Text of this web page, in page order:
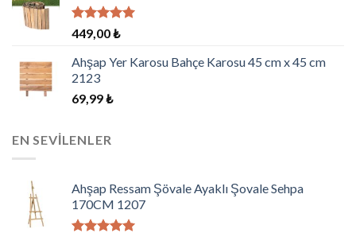
5 üzerinden
5.00oy
aldı
449,00₺
Ahşap Yer Karosu Bahçe Karosu 45 cm x 45 cm
2123
69,99₺
EN SEVILENLER
Ahşap Ressam Şövale Ayaklı Şovale Sehpa
170CM 1207